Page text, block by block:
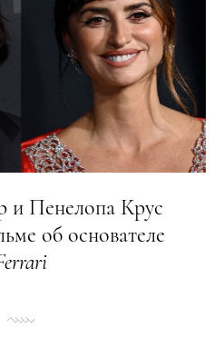
и Пенелопа Крус
об основателе